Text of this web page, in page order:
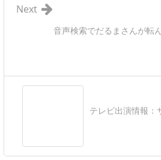
音声検索でだるまさんが転
Next
テレビ出演情報：